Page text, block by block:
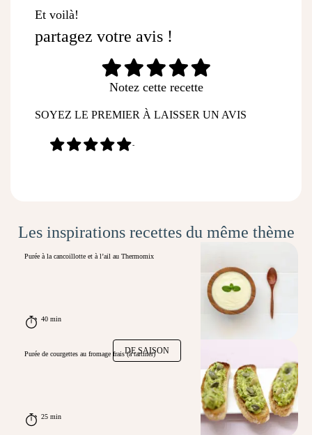
Et voilà!
partagez votre avis !
Notez cette recette
SOYEZ LE PREMIER À LAISSER UN AVIS
-
Les inspirations recettes du même thème
Purée à la cancoillotte et à l’ail au Thermomix
40 min
DE SAISON
Purée de courgettes au fromage frais (à tartiner)
25 min